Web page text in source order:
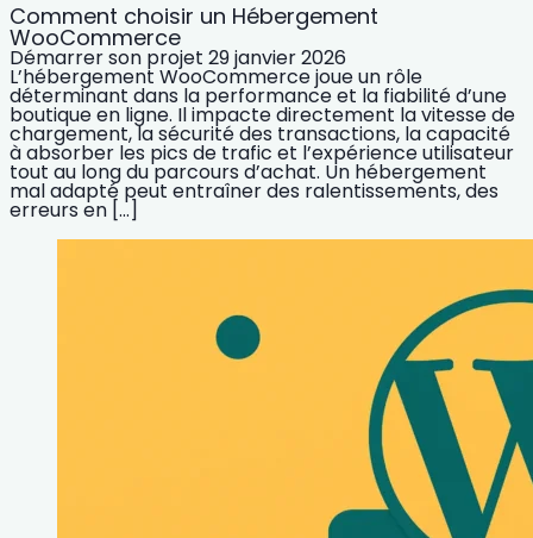
Comment choisir un Hébergement
WooCommerce
Démarrer son projet 29 janvier 2026
L’hébergement WooCommerce joue un rôle
déterminant dans la performance et la fiabilité d’une
boutique en ligne. Il impacte directement la vitesse de
chargement, la sécurité des transactions, la capacité
à absorber les pics de trafic et l’expérience utilisateur
tout au long du parcours d’achat. Un hébergement
mal adapté peut entraîner des ralentissements, des
erreurs en […]